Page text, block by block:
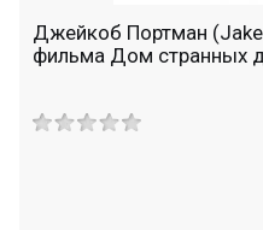
Джейкоб Портман
фильма Дом странных